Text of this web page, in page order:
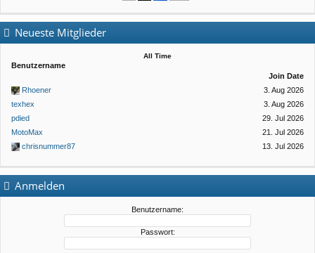
Neueste Mitglieder
All Time
Benutzername
Join Date
3. Aug 2026
Rhoener
3. Aug 2026
texhex
29. Jul 2026
pdied
21. Jul 2026
MotoMax
13. Jul 2026
chrisnummer87
Anmelden
Benutzername:
Passwort: